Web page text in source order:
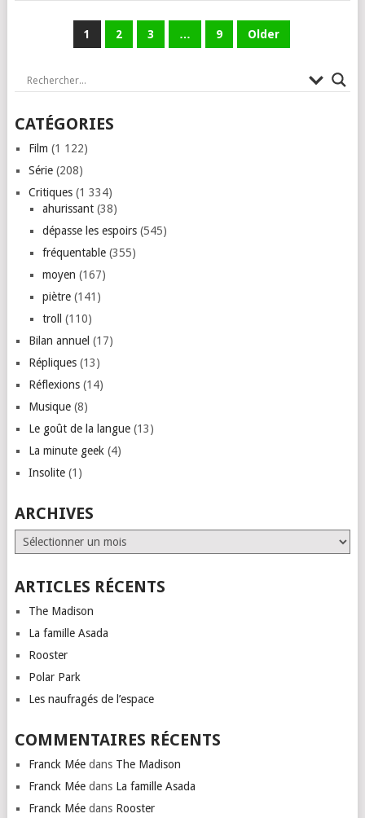
PAGINATION
PUBLICATIONS
1 2 3 … 9 Older
CATÉGORIES
Film (1 122)
Série(208)
Critiques(1 334)
ahurissant(38)
dépasse les espoirs(545)
fréquentable(355)
moyen (167)
piètre(141)
troll
(110)
Bilan annuel (17)
Répliques(13)
Réflexions(14)
Musique(8)
Le goût de la langue(13)
La minute geek (4)
Insolite(1)
ARCHIVES
Archives
ARTICLES RÉCENTS
The Madison
La famille Asada
Rooster
Polar Park
Les naufragés de l’espace
COMMENTAIRES RÉCENTS
Franck Méedans The Madison
Franck Méedans La famille Asada
Franck Méedans Rooster